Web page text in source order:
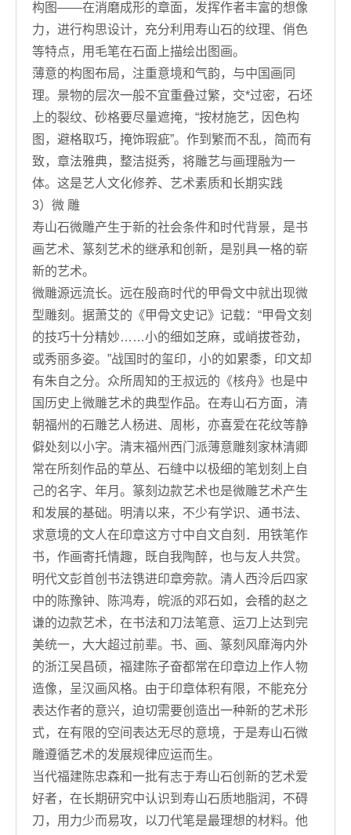
构图——在消磨成形的章面，发挥作者丰富的想像
力，进行构思设计，充分利用寿山石的纹理、俏色
等特点，用毛笔在石面上描绘出图画。
薄意的构图布局，注重意境和气韵，与中国画同
理。景物的层次一般不宜重叠过繁，交*过密，石坯
上的裂纹、砂格要尽量遮掩，“按材施艺，因色构
图，避格取巧，掩饰瑕疵”。作到繁而不乱，简而有
致，章法雅典，整洁挺秀，将雕艺与画理融为一
体。这是艺人文化修养、艺术素质和长期实践
3）微 雕
寿山石微雕产生于新的社会条件和时代背景，是书
画艺术、篆刻艺术的继承和创新，是别具一格的崭
新的艺术。
微雕源远流长。远在殷商时代的甲骨文中就出现微
型雕刻。据萧艾的《甲骨文史记》记载：“甲骨文刻
的技巧十分精妙……小的细如芝麻，或峭拔苍劲，
或秀丽多姿。”战国时的玺印，小的如累黍，印文却
有朱自之分。众所周知的王叔远的《核舟》也是中
国历史上微雕艺术的典型作品。在寿山石方面，清
朝福州的石雕艺人杨进、周彬，亦喜爱在花纹等静
僻处刻以小字。清末福州西门派薄意雕刻家林清卿
常在所刻作品的草丛、石缝中以极细的笔划刻上自
己的名字、年月。篆刻边款艺术也是微雕艺术产生
和发展的基础。明清以来，不少有学识、通书法、
求意境的文人在印章这方寸中自文自刻．用铁笔作
书，作画寄托情趣，既自我陶醉，也与友人共赏。
明代文彭首创书法镌进印章旁款。清人西泠后四家
中的陈豫钟、陈鸿寿，皖派的邓石如，会稽的赵之
谦的边款艺术，在书法和刀法笔意、运刀上达到完
美统一，大大超过前辈。书、画、篆刻风靡海内外
的浙江吴昌硕，福建陈子奋都常在印章边上作人物
造像，呈汉画风格。由于印章体积有限，不能充分
表达作者的意兴，迫切需要创造出一种新的艺术形
式，在有限的空间表达无尽的意境，于是寿山石微
雕遵循艺术的发展规律应运而生。
当代福建陈忠森和一批有志于寿山石创新的艺术爱
好者，在长期研究中认识到寿山石质地脂润，不碍
刀，用力少而易攻，以刀代笔是最理想的材料。他